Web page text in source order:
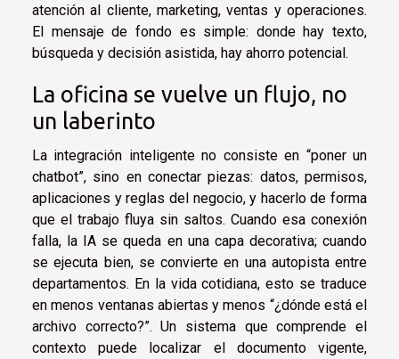
atención al cliente, marketing, ventas y operaciones.
El mensaje de fondo es simple: donde hay texto,
búsqueda y decisión asistida, hay ahorro potencial.
La oficina se vuelve un flujo, no
un laberinto
La integración inteligente no consiste en “poner un
chatbot”, sino en conectar piezas: datos, permisos,
aplicaciones y reglas del negocio, y hacerlo de forma
que el trabajo fluya sin saltos. Cuando esa conexión
falla, la IA se queda en una capa decorativa; cuando
se ejecuta bien, se convierte en una autopista entre
departamentos. En la vida cotidiana, esto se traduce
en menos ventanas abiertas y menos “¿dónde está el
archivo correcto?”. Un sistema que comprende el
contexto puede localizar el documento vigente,